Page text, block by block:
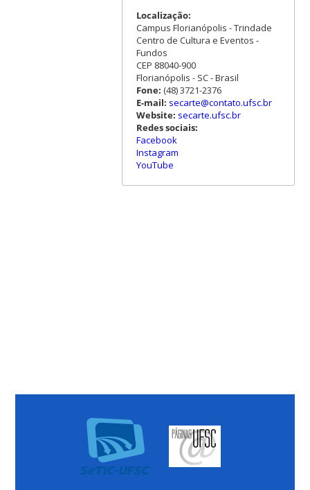
Localização:
Campus Florianópolis - Trindade
Centro de Cultura e Eventos -
Fundos
CEP 88040-900
Florianópolis - SC - Brasil
Fone: (48) 3721-2376
E-mail: secarte@contato.ufsc.br
Website: secarte.ufsc.br
Redes sociais:
Facebook
Instagram
YouTube